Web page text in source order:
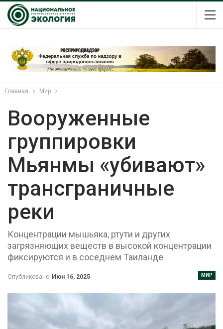
Главная Мир
Вооруженные
группировки
Мьянмы «убивают»
трансграничные
реки
Концентрации мышьяка, ртути и других
загрязняющих веществ в высокой концентрации
фиксируются и в соседнем Таиланде
МИР
Опубликовано Июн 16, 2025